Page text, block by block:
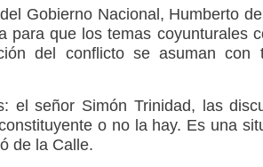
Gobierno Nacional, Humberto
para que los temas coyunturales
del conflicto se asuman con
el señor Simón Trinidad, las
o no la hay. Es una
de la Calle.